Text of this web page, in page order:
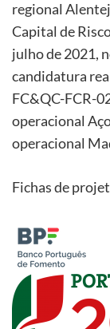
regional
Capital de
julho de 2021,
candidatura
FC&QC-FCR-
operacional
operacional
Fichas de